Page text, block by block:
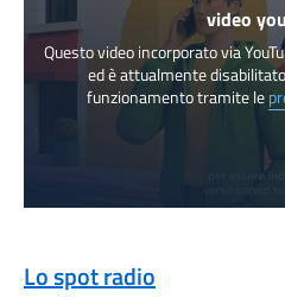
video
Questo video incorporato via
ed è attualmente
funzionamento tramite le
Lo spot radio